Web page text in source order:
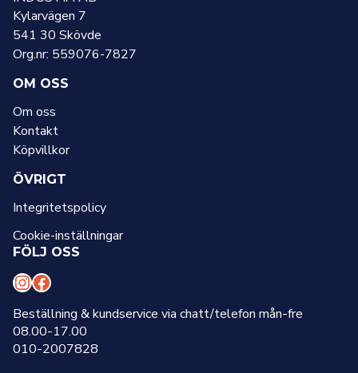
Kylarvägen 7
541 30 Skövde
Org.nr: 559076-7827
OM OSS
Om oss
Kontakt
Köpvillkor
ÖVRIGT
Integritetspolicy
Cookie-inställningar
FÖLJ OSS
I
n
s
t
F
a
c
e
Beställning & kundservice via chatt/telefon mån-fre
08.00-17.00
010-2007828